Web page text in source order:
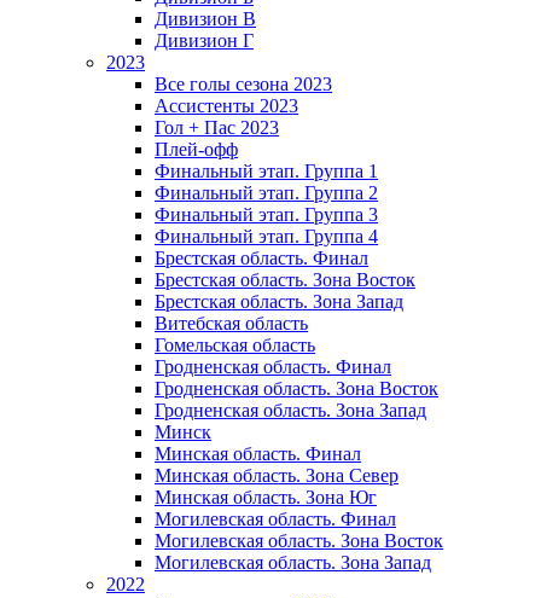
Дивизион В
Дивизион Г
2023
Все голы сезона 2023
Ассистенты 2023
Гол + Пас 2023
Плей-офф
Финальный этап. Группа 1
Финальный этап. Группа 2
Финальный этап. Группа 3
Финальный этап. Группа 4
Брестская область. Финал
Брестская область. Зона Восток
Брестская область. Зона Запад
Витебская область
Гомельская область
Гродненская область. Финал
Гродненская область. Зона Восток
Гродненская область. Зона Запад
Минск
Минская область. Финал
Минская область. Зона Север
Минская область. Зона Юг
Могилевская область. Финал
Могилевская область. Зона Восток
Могилевская область. Зона Запад
2022